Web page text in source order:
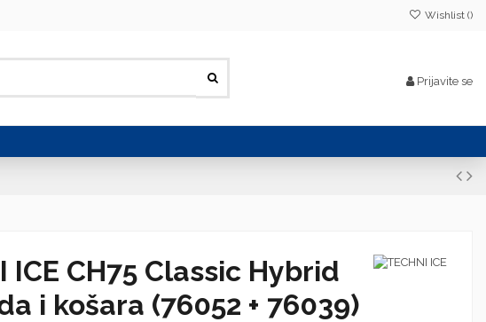
Wishlist ()
Prijavite se
ICE CH75 Classic Hybrid
i košara (76052 + 76039)